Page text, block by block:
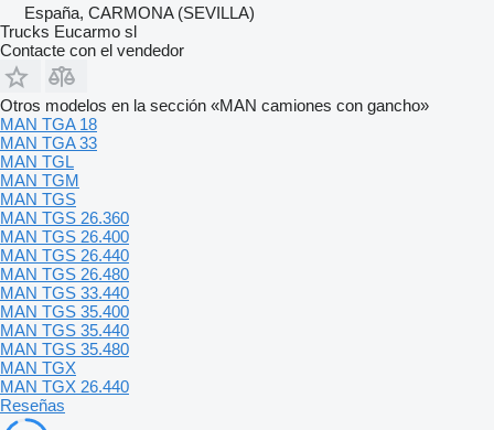
España, CARMONA (SEVILLA)
Trucks Eucarmo sl
Contacte con el vendedor
Otros modelos en la sección «MAN camiones con gancho»
MAN TGA 18
MAN TGA 33
MAN TGL
MAN TGM
MAN TGS
MAN TGS 26.360
MAN TGS 26.400
MAN TGS 26.440
MAN TGS 26.480
MAN TGS 33.440
MAN TGS 35.400
MAN TGS 35.440
MAN TGS 35.480
MAN TGX
MAN TGX 26.440
Reseñas